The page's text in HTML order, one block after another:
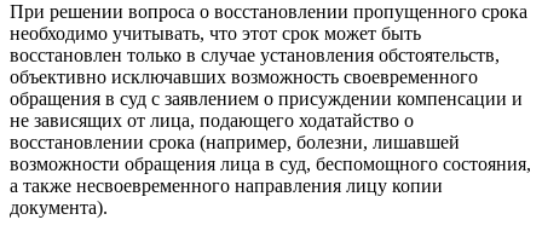
При решении вопроса о восстановлении пропущенного срока
необходимо учитывать, что этот срок может быть
восстановлен только в случае установления обстоятельств,
объективно исключавших возможность своевременного
обращения в суд с заявлением о присуждении компенсации и
не зависящих от лица, подающего ходатайство о
восстановлении срока (например, болезни, лишавшей
возможности обращения лица в суд, беспомощного состояния,
а также несвоевременного направления лицу копии
документа).